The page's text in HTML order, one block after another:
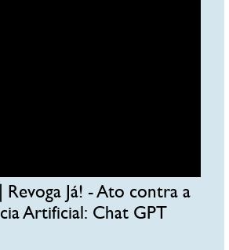
Revoga Já! - Ato contra a
Artificial: Chat GPT